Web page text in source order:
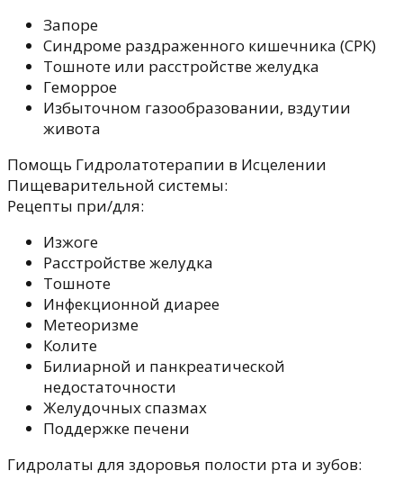
Запоре
Синдроме раздраженного кишечника (СРК)
Тошноте или расстройстве желудка
Геморрое
Избыточном газообразовании, вздутии
живота
Помощь Гидролатотерапии в Исцелении
Пищеварительной системы:
Рецепты при/для:
Изжоге
Расстройстве желудка
Тошноте
Инфекционной диарее
Метеоризме
Колите
Билиарной и панкреатической
недостаточности
Желудочных спазмах
Поддержке печени
Гидролаты для здоровья полости рта и зубов: